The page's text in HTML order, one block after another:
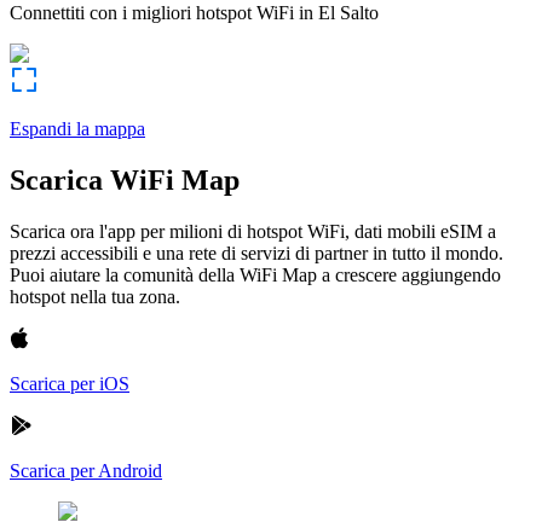
Connettiti con i migliori hotspot WiFi in El Salto
Espandi la mappa
Scarica WiFi Map
Scarica ora l'app per milioni di hotspot WiFi, dati mobili eSIM a
prezzi accessibili e una rete di servizi di partner in tutto il mondo.
Puoi aiutare la comunità della WiFi Map a crescere aggiungendo
hotspot nella tua zona.
Scarica per iOS
Scarica per Android